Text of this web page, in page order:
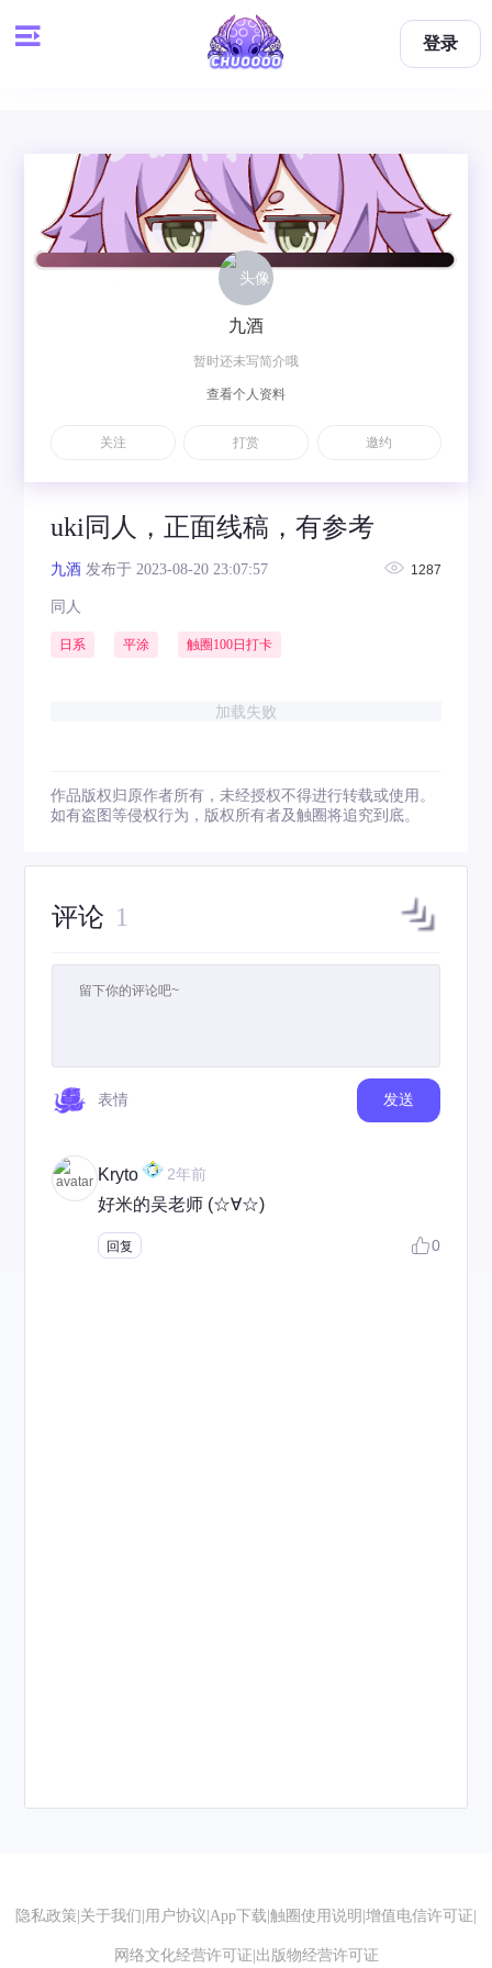
登录
uki同人，正面线稿，有参考
九酒 发布于 2023-08-20 23:07:57 1287
同人
日系 平涂 触圈100日打卡
加载失败
作品版权归原作者所有，未经授权不得进行转载或使用。
如有盗图等侵权行为，版权所有者及触圈将追究到底。
评论 1
表情 发送
Kryto 2年前
好米的吴老师 (☆∀☆)
回复 0
九酒
暂时还未写简介哦
查看个人资料
关注 打赏 邀约
隐私政策 关于我们 用户协议 App下载 触圈使用说明 增值电信许可证
网络文化经营许可证 出版物经营许可证